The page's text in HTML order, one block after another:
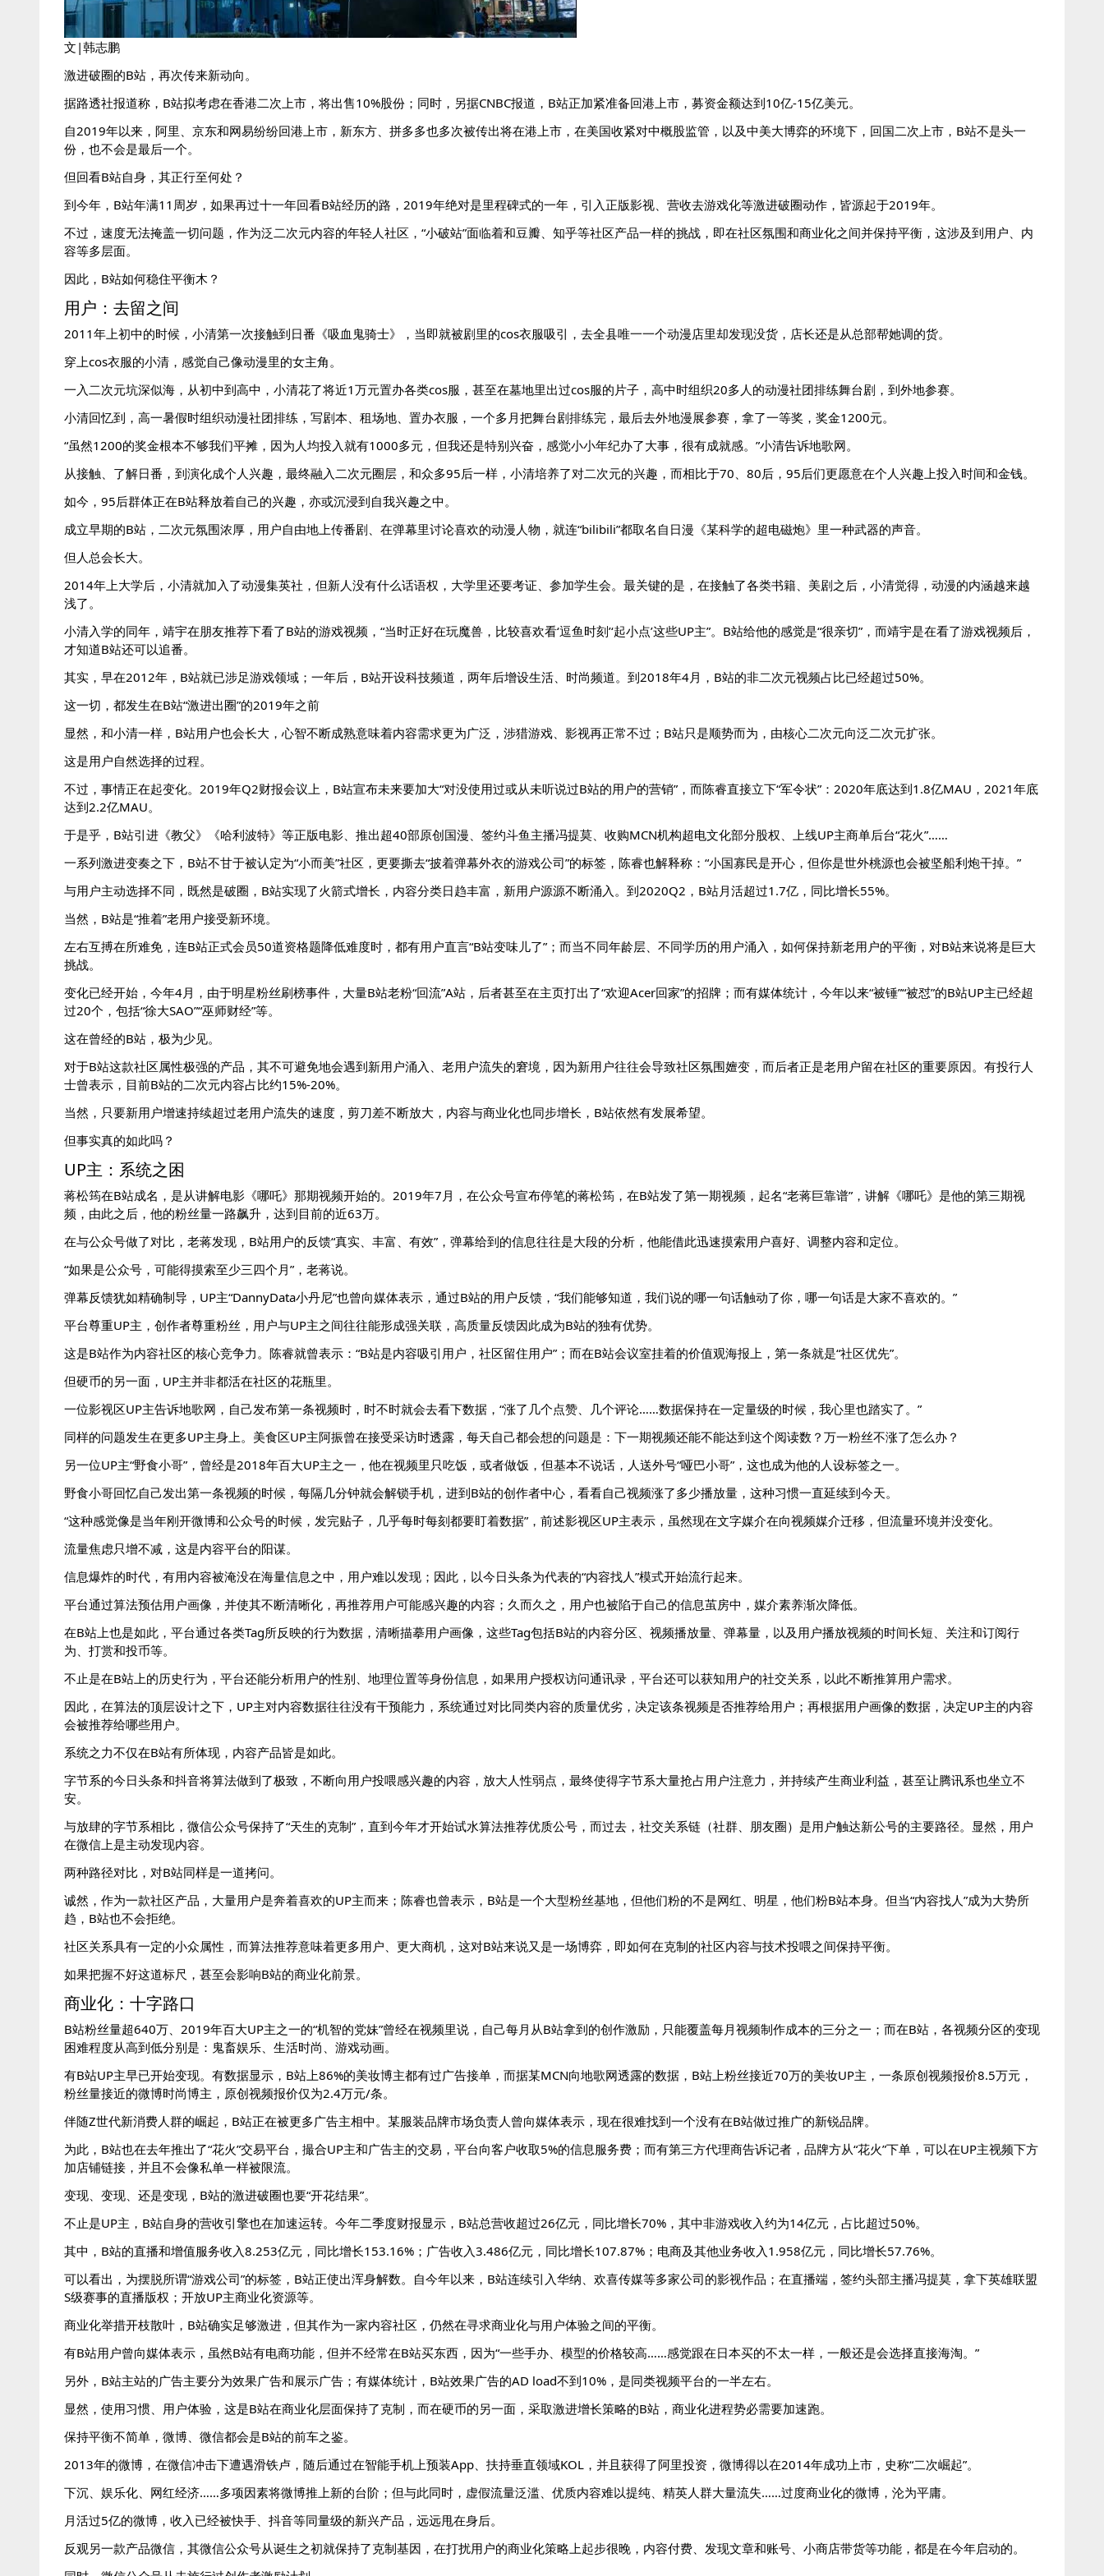
文|韩志鹏
激进破圈的B站，再次传来新动向。
据路透社报道称，B站拟考虑在香港二次上市，将出售10%股份；同时，另据CNBC报道，B站正加紧准备回港上市，募资金额达到10亿-15亿美元。
自2019年以来，阿里、京东和网易纷纷回港上市，新东方、拼多多也多次被传出将在港上市，在美国收紧对中概股监管，以及中美大博弈的环境下，回国二次上市，B站不是头一
份，也不会是最后一个。
但回看B站自身，其正行至何处？
到今年，B站年满11周岁，如果再过十一年回看B站经历的路，2019年绝对是里程碑式的一年，引入正版影视、营收去游戏化等激进破圈动作，皆源起于2019年。
不过，速度无法掩盖一切问题，作为泛二次元内容的年轻人社区，“小破站”面临着和豆瓣、知乎等社区产品一样的挑战，即在社区氛围和商业化之间并保持平衡，这涉及到用户、内
容等多层面。
因此，B站如何稳住平衡木？
用户：去留之间
2011年上初中的时候，小清第一次接触到日番《吸血鬼骑士》，当即就被剧里的cos衣服吸引，去全县唯一一个动漫店里却发现没货，店长还是从总部帮她调的货。
穿上cos衣服的小清，感觉自己像动漫里的女主角。
一入二次元坑深似海，从初中到高中，小清花了将近1万元置办各类cos服，甚至在墓地里出过cos服的片子，高中时组织20多人的动漫社团排练舞台剧，到外地参赛。
小清回忆到，高一暑假时组织动漫社团排练，写剧本、租场地、置办衣服，一个多月把舞台剧排练完，最后去外地漫展参赛，拿了一等奖，奖金1200元。
“虽然1200的奖金根本不够我们平摊，因为人均投入就有1000多元，但我还是特别兴奋，感觉小小年纪办了大事，很有成就感。”小清告诉地歌网。
从接触、了解日番，到演化成个人兴趣，最终融入二次元圈层，和众多95后一样，小清培养了对二次元的兴趣，而相比于70、80后，95后们更愿意在个人兴趣上投入时间和金钱。
如今，95后群体正在B站释放着自己的兴趣，亦或沉浸到自我兴趣之中。
成立早期的B站，二次元氛围浓厚，用户自由地上传番剧、在弹幕里讨论喜欢的动漫人物，就连“bilibili”都取名自日漫《某科学的超电磁炮》里一种武器的声音。
但人总会长大。
2014年上大学后，小清就加入了动漫集英社，但新人没有什么话语权，大学里还要考证、参加学生会。最关键的是，在接触了各类书籍、美剧之后，小清觉得，动漫的内涵越来越
浅了。
小清入学的同年，靖宇在朋友推荐下看了B站的游戏视频，“当时正好在玩魔兽，比较喜欢看‘逗鱼时刻’‘起小点’这些UP主”。B站给他的感觉是“很亲切”，而靖宇是在看了游戏视频后，
才知道B站还可以追番。
其实，早在2012年，B站就已涉足游戏领域；一年后，B站开设科技频道，两年后增设生活、时尚频道。到2018年4月，B站的非二次元视频占比已经超过50%。
这一切，都发生在B站“激进出圈”的2019年之前
显然，和小清一样，B站用户也会长大，心智不断成熟意味着内容需求更为广泛，涉猎游戏、影视再正常不过；B站只是顺势而为，由核心二次元向泛二次元扩张。
这是用户自然选择的过程。
不过，事情正在起变化。2019年Q2财报会议上，B站宣布未来要加大“对没使用过或从未听说过B站的用户的营销”，而陈睿直接立下“军令状”：2020年底达到1.8亿MAU，2021年底
达到2.2亿MAU。
于是乎，B站引进《教父》《哈利波特》等正版电影、推出超40部原创国漫、签约斗鱼主播冯提莫、收购MCN机构超电文化部分股权、上线UP主商单后台“花火”……
一系列激进变奏之下，B站不甘于被认定为“小而美”社区，更要撕去“披着弹幕外衣的游戏公司”的标签，陈睿也解释称：“小国寡民是开心，但你是世外桃源也会被坚船利炮干掉。”
与用户主动选择不同，既然是破圈，B站实现了火箭式增长，内容分类日趋丰富，新用户源源不断涌入。到2020Q2，B站月活超过1.7亿，同比增长55%。
当然，B站是“推着”老用户接受新环境。
左右互搏在所难免，连B站正式会员50道资格题降低难度时，都有用户直言“B站变味儿了”；而当不同年龄层、不同学历的用户涌入，如何保持新老用户的平衡，对B站来说将是巨大
挑战。
变化已经开始，今年4月，由于明星粉丝刷榜事件，大量B站老粉“回流”A站，后者甚至在主页打出了“欢迎Acer回家”的招牌；而有媒体统计，今年以来“被锤”“被怼”的B站UP主已经超
过20个，包括“徐大SAO”“巫师财经”等。
这在曾经的B站，极为少见。
对于B站这款社区属性极强的产品，其不可避免地会遇到新用户涌入、老用户流失的窘境，因为新用户往往会导致社区氛围嬗变，而后者正是老用户留在社区的重要原因。有投行人
士曾表示，目前B站的二次元内容占比约15%-20%。
当然，只要新用户增速持续超过老用户流失的速度，剪刀差不断放大，内容与商业化也同步增长，B站依然有发展希望。
但事实真的如此吗？
UP主：系统之困
蒋松筠在B站成名，是从讲解电影《哪吒》那期视频开始的。2019年7月，在公众号宣布停笔的蒋松筠，在B站发了第一期视频，起名“老蒋巨靠谱”，讲解《哪吒》是他的第三期视
频，由此之后，他的粉丝量一路飙升，达到目前的近63万。
在与公众号做了对比，老蒋发现，B站用户的反馈“真实、丰富、有效”，弹幕给到的信息往往是大段的分析，他能借此迅速摸索用户喜好、调整内容和定位。
“如果是公众号，可能得摸索至少三四个月”，老蒋说。
弹幕反馈犹如精确制导，UP主“DannyData小丹尼”也曾向媒体表示，通过B站的用户反馈，“我们能够知道，我们说的哪一句话触动了你，哪一句话是大家不喜欢的。”
平台尊重UP主，创作者尊重粉丝，用户与UP主之间往往能形成强关联，高质量反馈因此成为B站的独有优势。
这是B站作为内容社区的核心竞争力。陈睿就曾表示：“B站是内容吸引用户，社区留住用户”；而在B站会议室挂着的价值观海报上，第一条就是“社区优先”。
但硬币的另一面，UP主并非都活在社区的花瓶里。
一位影视区UP主告诉地歌网，自己发布第一条视频时，时不时就会去看下数据，“涨了几个点赞、几个评论……数据保持在一定量级的时候，我心里也踏实了。”
同样的问题发生在更多UP主身上。美食区UP主阿振曾在接受采访时透露，每天自己都会想的问题是：下一期视频还能不能达到这个阅读数？万一粉丝不涨了怎么办？
另一位UP主“野食小哥”，曾经是2018年百大UP主之一，他在视频里只吃饭，或者做饭，但基本不说话，人送外号“哑巴小哥”，这也成为他的人设标签之一。
野食小哥回忆自己发出第一条视频的时候，每隔几分钟就会解锁手机，进到B站的创作者中心，看看自己视频涨了多少播放量，这种习惯一直延续到今天。
“这种感觉像是当年刚开微博和公众号的时候，发完贴子，几乎每时每刻都要盯着数据”，前述影视区UP主表示，虽然现在文字媒介在向视频媒介迁移，但流量环境并没变化。
流量焦虑只增不减，这是内容平台的阳谋。
信息爆炸的时代，有用内容被淹没在海量信息之中，用户难以发现；因此，以今日头条为代表的“内容找人”模式开始流行起来。
平台通过算法预估用户画像，并使其不断清晰化，再推荐用户可能感兴趣的内容；久而久之，用户也被陷于自己的信息茧房中，媒介素养渐次降低。
在B站上也是如此，平台通过各类Tag所反映的行为数据，清晰描摹用户画像，这些Tag包括B站的内容分区、视频播放量、弹幕量，以及用户播放视频的时间长短、关注和订阅行
为、打赏和投币等。
不止是在B站上的历史行为，平台还能分析用户的性别、地理位置等身份信息，如果用户授权访问通讯录，平台还可以获知用户的社交关系，以此不断推算用户需求。
因此，在算法的顶层设计之下，UP主对内容数据往往没有干预能力，系统通过对比同类内容的质量优劣，决定该条视频是否推荐给用户；再根据用户画像的数据，决定UP主的内容
会被推荐给哪些用户。
系统之力不仅在B站有所体现，内容产品皆是如此。
字节系的今日头条和抖音将算法做到了极致，不断向用户投喂感兴趣的内容，放大人性弱点，最终使得字节系大量抢占用户注意力，并持续产生商业利益，甚至让腾讯系也坐立不
安。
与放肆的字节系相比，微信公众号保持了“天生的克制”，直到今年才开始试水算法推荐优质公号，而过去，社交关系链（社群、朋友圈）是用户触达新公号的主要路径。显然，用户
在微信上是主动发现内容。
两种路径对比，对B站同样是一道拷问。
诚然，作为一款社区产品，大量用户是奔着喜欢的UP主而来；陈睿也曾表示，B站是一个大型粉丝基地，但他们粉的不是网红、明星，他们粉B站本身。但当“内容找人”成为大势所
趋，B站也不会拒绝。
社区关系具有一定的小众属性，而算法推荐意味着更多用户、更大商机，这对B站来说又是一场博弈，即如何在克制的社区内容与技术投喂之间保持平衡。
如果把握不好这道标尺，甚至会影响B站的商业化前景。
商业化：十字路口
B站粉丝量超640万、2019年百大UP主之一的“机智的党妹”曾经在视频里说，自己每月从B站拿到的创作激励，只能覆盖每月视频制作成本的三分之一；而在B站，各视频分区的变现
困难程度从高到低分别是：鬼畜娱乐、生活时尚、游戏动画。
有B站UP主早已开始变现。有数据显示，B站上86%的美妆博主都有过广告接单，而据某MCN向地歌网透露的数据，B站上粉丝接近70万的美妆UP主，一条原创视频报价8.5万元，
粉丝量接近的微博时尚博主，原创视频报价仅为2.4万元/条。
伴随Z世代新消费人群的崛起，B站正在被更多广告主相中。某服装品牌市场负责人曾向媒体表示，现在很难找到一个没有在B站做过推广的新锐品牌。
为此，B站也在去年推出了“花火”交易平台，撮合UP主和广告主的交易，平台向客户收取5%的信息服务费；而有第三方代理商告诉记者，品牌方从“花火”下单，可以在UP主视频下方
加店铺链接，并且不会像私单一样被限流。
变现、变现、还是变现，B站的激进破圈也要“开花结果”。
不止是UP主，B站自身的营收引擎也在加速运转。今年二季度财报显示，B站总营收超过26亿元，同比增长70%，其中非游戏收入约为14亿元，占比超过50%。
其中，B站的直播和增值服务收入8.253亿元，同比增长153.16%；广告收入3.486亿元，同比增长107.87%；电商及其他业务收入1.958亿元，同比增长57.76%。
可以看出，为摆脱所谓“游戏公司”的标签，B站正使出浑身解数。自今年以来，B站连续引入华纳、欢喜传媒等多家公司的影视作品；在直播端，签约头部主播冯提莫，拿下英雄联盟
S级赛事的直播版权；开放UP主商业化资源等。
商业化举措开枝散叶，B站确实足够激进，但其作为一家内容社区，仍然在寻求商业化与用户体验之间的平衡。
有B站用户曾向媒体表示，虽然B站有电商功能，但并不经常在B站买东西，因为“一些手办、模型的价格较高……感觉跟在日本买的不太一样，一般还是会选择直接海淘。”
另外，B站主站的广告主要分为效果广告和展示广告；有媒体统计，B站效果广告的AD load不到10%，是同类视频平台的一半左右。
显然，使用习惯、用户体验，这是B站在商业化层面保持了克制，而在硬币的另一面，采取激进增长策略的B站，商业化进程势必需要加速跑。
保持平衡不简单，微博、微信都会是B站的前车之鉴。
2013年的微博，在微信冲击下遭遇滑铁卢，随后通过在智能手机上预装App、扶持垂直领域KOL，并且获得了阿里投资，微博得以在2014年成功上市，史称“二次崛起”。
下沉、娱乐化、网红经济……多项因素将微博推上新的台阶；但与此同时，虚假流量泛滥、优质内容难以提纯、精英人群大量流失……过度商业化的微博，沦为平庸。
月活过5亿的微博，收入已经被快手、抖音等同量级的新兴产品，远远甩在身后。
反观另一款产品微信，其微信公众号从诞生之初就保持了克制基因，在打扰用户的商业化策略上起步很晚，内容付费、发现文章和账号、小商店带货等功能，都是在今年启动的。